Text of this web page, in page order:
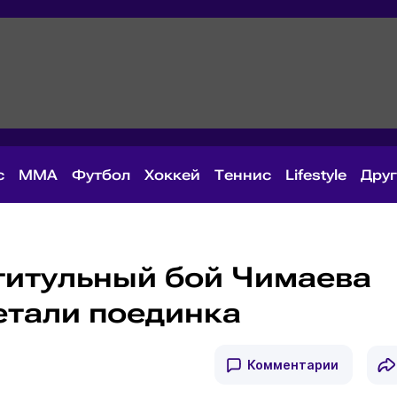
MMA Футбол Хоккей Теннис Lifestyle
бой Чимаева
поединка
Комментарии